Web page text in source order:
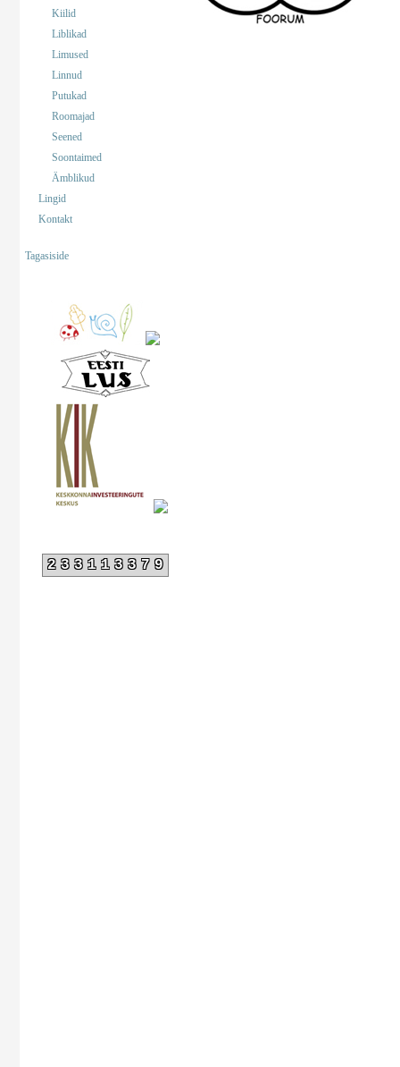
Kiilid
Liblikad
Limused
Linnud
Putukad
Roomajad
Seened
Soontaimed
Ämblikud
Lingid
Kontakt
Tagasiside
233113379